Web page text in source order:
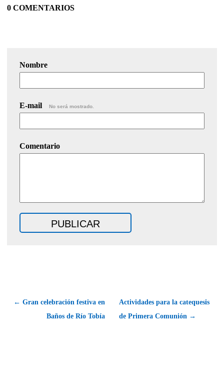
0 COMENTARIOS
Nombre
E-mail No será mostrado.
Comentario
← Gran celebración festiva en
Baños de Río Tobía
Actividades para la catequesis
de Primera Comunión →